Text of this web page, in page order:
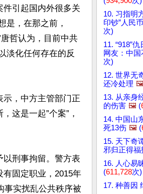
引起国内外很多关
是，在那之前，
哲认为，目前中共
淡化任何存在的反
，中方主管部门正
这是一起”个案”，
刑事拘留。警方表
固定职业，2015年
事实扰乱公共秩序被
10. 习指明
印钞”人民
次)
11. “918”
网友：中国
次)
12. 世界无
还冷处理
13. 从亲身
的伤害 🖼️ (
14. 中国山
死13伤 🖼️ (
15. 天下奇
邪归正得福
16. 人心易
(611,728次)
17. 种善因